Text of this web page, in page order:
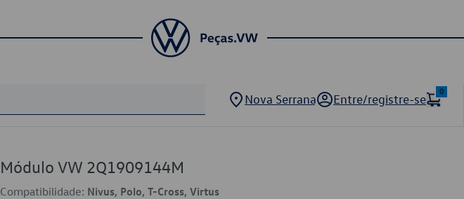
Nova Serrana Entre/registre-se
0
Módulo VW 2Q1909144M
Compatibilidade: Nivus, Polo, T-Cross, Virtus